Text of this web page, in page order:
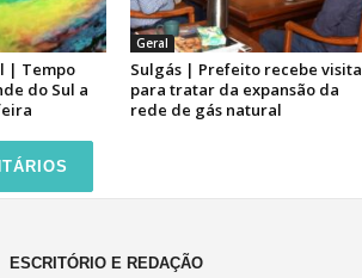
| Tempo
do Sul a
Geral
Sulgás | Prefeito recebe visita
para tratar da expansão da
rede de gás natural
ESCRITÓRIO E REDAÇÃO